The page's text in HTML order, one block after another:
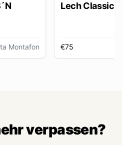
Montafon
Lech Classic
€75
verpassen?